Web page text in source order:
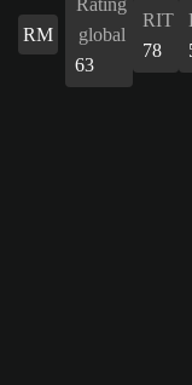
RM
global
63
RIT
78